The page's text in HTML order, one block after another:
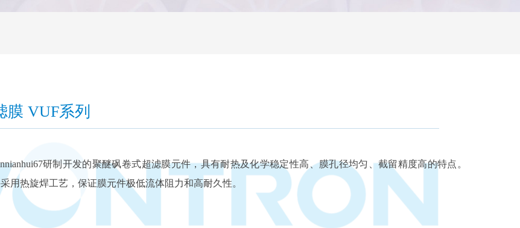
膜 VUF系列
研制开发的聚醚砜卷式超滤膜元件，具有耐热及化学稳定性高、膜孔径均匀、截留精度高的特点。
用热旋焊工艺，保证膜元件极低流体阻力和高耐久性。